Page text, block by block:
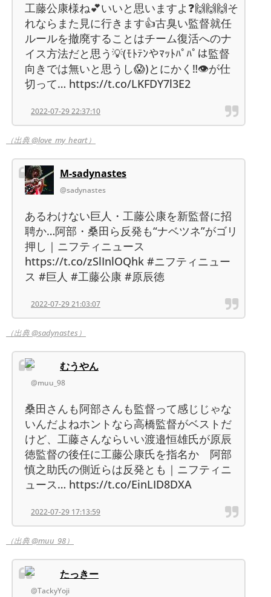
工藤公康様ね💕いいと思いますよ❓🙌🙌🙌そ
れならまた見に行きます👍古臭い監督就任
ルールを撤廃することはチーム復活へのナ
イス方法だと思う💡(ﾓﾄﾃﾝやﾏｯﾄﾊﾟﾊﾟは監督
向きでは無いと思うし😱)とにかく‼️👁が仕
切って… https://t.co/LKFDY7l3E2
2022-07-29 22:37:10
（出典 @love_my_heart）
M-sadynastes
@sadynastes
あるわけない巨人・工藤公康を新監督に招
聘か…阿部・桑田ら反発も“ナベツネ”がゴリ
押し｜ニフティニュース
https://t.co/zSlInlOQhk #ニフティニュー
ス #巨人 #工藤公康 #原辰徳
2022-07-29 21:03:07
（出典 @sadynastes）
むうやん
@muu_98
桑田さんも阿部さんも監督って感じじゃな
いんだよねホントなら高橋監督がベストだ
けど、工藤さんならいい渡邉恒雄氏が原辰
徳監督の後任に工藤公康氏を指名か 阿部
慎之助氏の側近らは反発とも｜ニフティニ
ュース… https://t.co/EinLID8DXA
2022-07-29 17:13:59
（出典 @muu_98）
たっきー
@TackyYoji